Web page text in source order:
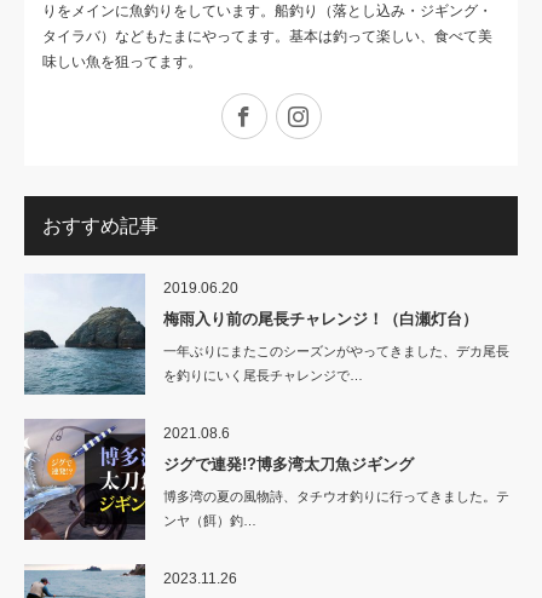
りをメインに魚釣りをしています。船釣り（落とし込み・ジギング・
タイラバ）などもたまにやってます。基本は釣って楽しい、食べて美
味しい魚を狙ってます。
FacebookInstagram
おすすめ記事
2019.06.20
梅雨入り前の尾長チャレンジ！（白瀬灯台）
一年ぶりにまたこのシーズンがやってきました、デカ尾長
を釣りにいく尾長チャレンジで…
2021.08.6
ジグで連発!?博多湾太刀魚ジギング
博多湾の夏の風物詩、タチウオ釣りに行ってきました。テ
ンヤ（餌）釣…
2023.11.26